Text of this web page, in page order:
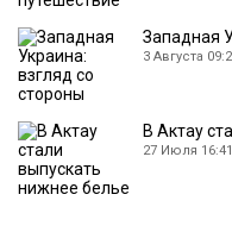
Западная
3 Августа
В Актау
27 Июля